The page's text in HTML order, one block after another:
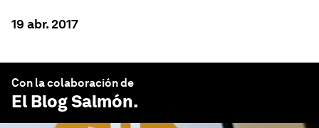
19 abr. 2017
Con la colaboración de
El Blog Salmón.